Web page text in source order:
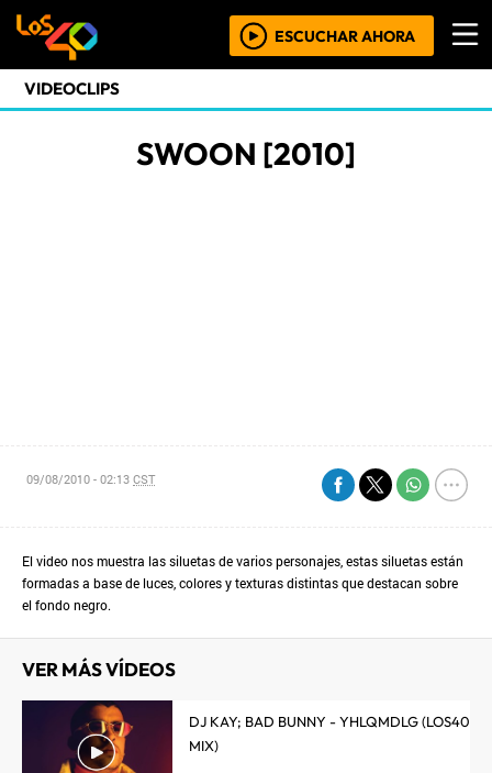
ESCUCHAR AHORA
VIDEOCLIPS
SWOON [2010]
09/08/2010 - 02:13CST
El video nos muestra las siluetas de varios personajes, estas siluetas están
formadas a base de luces, colores y texturas distintas que destacan sobre
el fondo negro.
VER MÁS VÍDEOS
DJ KAY; BAD BUNNY - YHLQMDLG (LOS40
MIX)